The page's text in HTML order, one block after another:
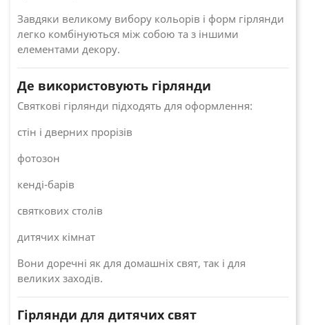
Завдяки великому вибору кольорів і форм гірлянди
легко комбінуються між собою та з іншими
елементами декору.
Де використовують гірлянди
Святкові гірлянди підходять для оформлення:
стін і дверних прорізів
фотозон
кенді-барів
святкових столів
дитячих кімнат
Вони доречні як для домашніх свят, так і для
великих заходів.
Гірлянди для дитячих свят